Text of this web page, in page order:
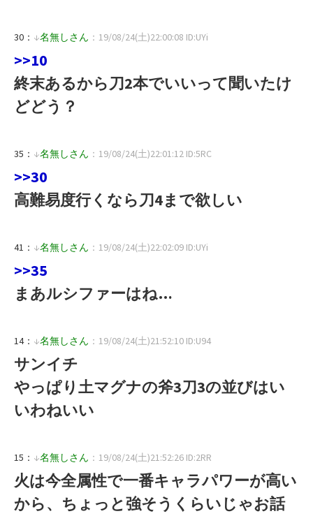
30： ↓名無しさん ：19/08/24(土)22:00:08 ID:UYi
>>10
終末あるから刀2本でいいって聞いたけ
どどう？
35： ↓名無しさん ：19/08/24(土)22:01:12 ID:5RC
>>30
高難易度行くなら刀4まで欲しい
41： ↓名無しさん ：19/08/24(土)22:02:09 ID:UYi
>>35
まあルシファーはね…
14： ↓名無しさん ：19/08/24(土)21:52:10 ID:U94
サンイチ
やっぱり土マグナの斧3刀3の並びはい
いわねいい
15： ↓名無しさん ：19/08/24(土)21:52:26 ID:2RR
火は今全属性で一番キャラパワーが高い
から、ちょっと強そうくらいじゃお話